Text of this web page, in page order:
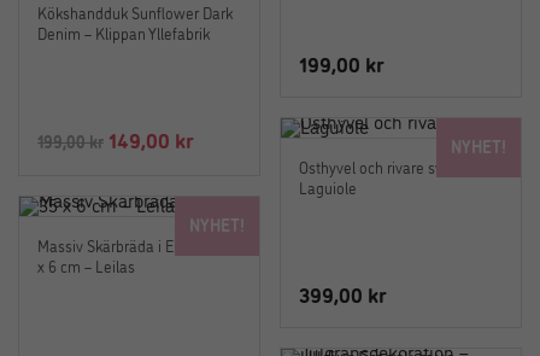
199,00 kr
Kökshandduk Sunflower Dark
Denim – Klippan Yllefabrik
199,00kr Det
priset
199,00 kr.
149,00 krDet
priset
är:
149,00 kr.
NYHET!
Osthyvel och rivare svart –
Laguiole
399,00 kr
NYHET!
Massiv Skärbräda i Ek 35 x 35
x 6 cm – Leilas